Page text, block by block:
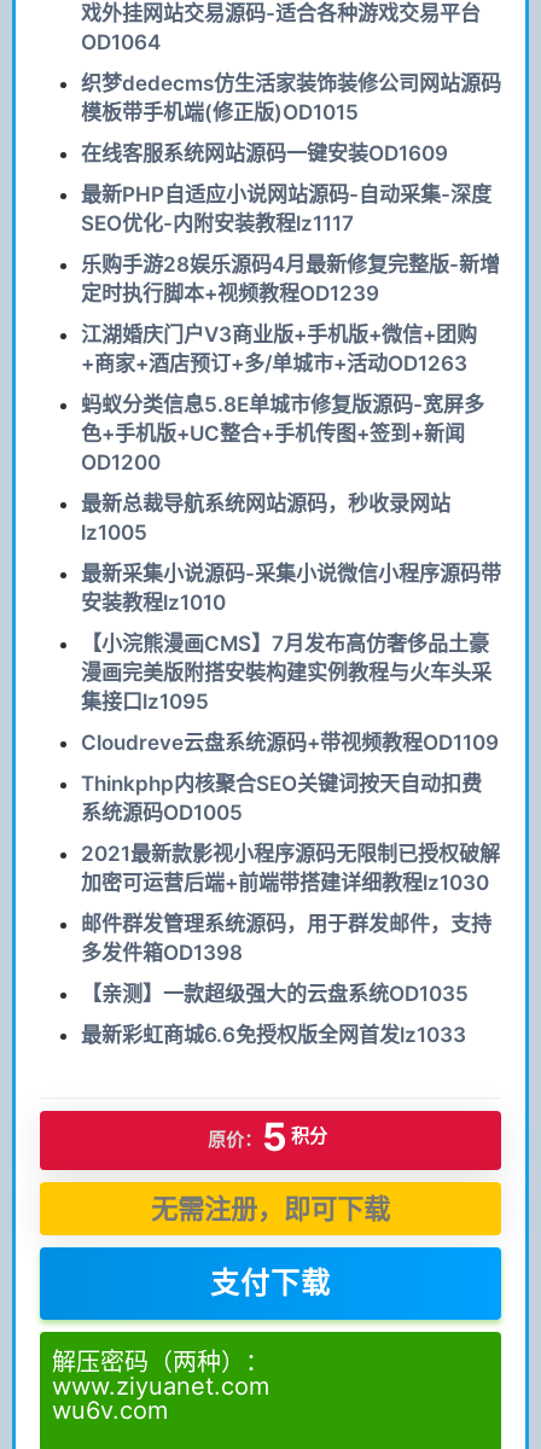
戏外挂网站交易源码-适合各种游戏交易平台
OD1064
织梦dedecms仿生活家装饰装修公司网站源码
模板带手机端(修正版)OD1015
在线客服系统网站源码一键安装OD1609
最新PHP自适应小说网站源码-自动采集-深度
SEO优化-内附安装教程lz1117
乐购手游28娱乐源码4月最新修复完整版-新增
定时执行脚本+视频教程OD1239
江湖婚庆门户V3商业版+手机版+微信+团购
+商家+酒店预订+多/单城市+活动OD1263
蚂蚁分类信息5.8E单城市修复版源码-宽屏多
色+手机版+UC整合+手机传图+签到+新闻
OD1200
最新总裁导航系统网站源码，秒收录网站
lz1005
最新采集小说源码-采集小说微信小程序源码带
安装教程lz1010
【小浣熊漫画CMS】7月发布高仿奢侈品土豪
漫画完美版附搭安裝构建实例教程与火车头采
集接口lz1095
Cloudreve云盘系统源码+带视频教程OD1109
Thinkphp内核聚合SEO关键词按天自动扣费
系统源码OD1005
2021最新款影视小程序源码无限制已授权破解
加密可运营后端+前端带搭建详细教程lz1030
邮件群发管理系统源码，用于群发邮件，支持
多发件箱OD1398
【亲测】一款超级强大的云盘系统OD1035
最新彩虹商城6.6免授权版全网首发lz1033
原价： 5 积分
无需注册，即可下载
支付下载
解压密码（两种）：
www.ziyuanet.com
wu6v.com